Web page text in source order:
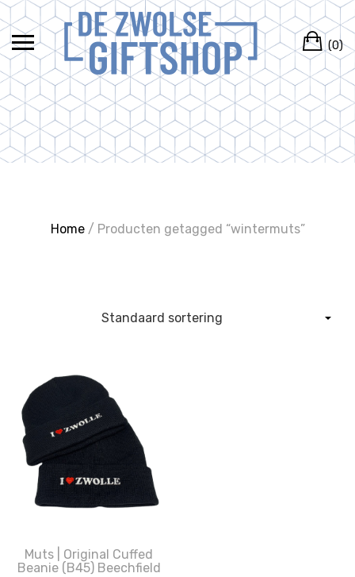
Ga
naar
de
inhoud
(0)
Home/ Producten getagged “wintermuts”
Muts | Original Cuffed
Beanie (B45) Beechfield